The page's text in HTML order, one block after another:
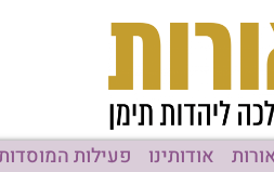
אודותינו פעילות